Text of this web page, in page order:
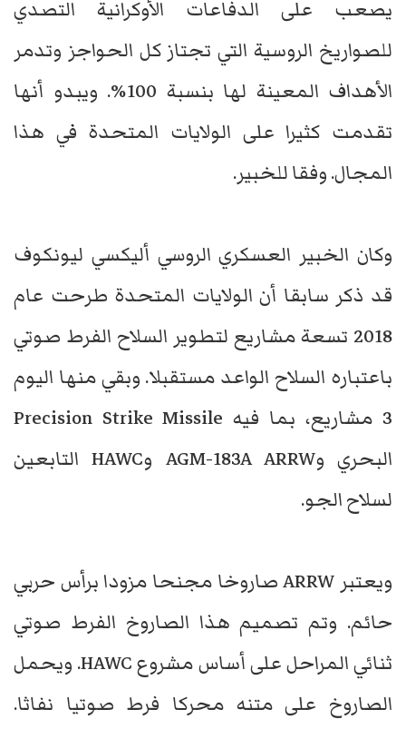
يصعب على الدفاعات الأوكرانية التصدي
للصواريخ الروسية التي تجتاز كل الحواجز وتدمر
الأهداف المعينة لها بنسبة 100%. ويبدو أنها
تقدمت كثيرا على الولايات المتحدة في هذا
المجال. وفقا للخبير.
وكان الخبير العسكري الروسي أليكسي ليونكوف
قد ذكر سابقا أن الولايات المتحدة طرحت عام
2018 تسعة مشاريع لتطوير السلاح الفرط صوتي
باعتباره السلاح الواعد مستقبلا. وبقي منها اليوم
3 مشاريع، بما فيه Precision Strike Missile
البحري وAGM-183A ARRW وHAWC التابعين
لسلاح الجو.
ويعتبر ARRW صاروخا مجنحا مزودا برأس حربي
حائم. وتم تصميم هذا الصاروخ الفرط صوتي
ثنائي المراحل على أساس مشروع HAWC. ويحمل
الصاروخ على متنه محركا فرط صوتيا نفاثا.